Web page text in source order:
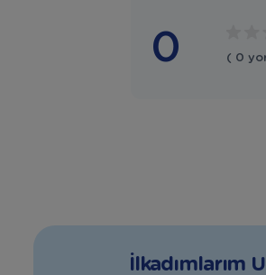
0 ( 0
İlkadımlarım